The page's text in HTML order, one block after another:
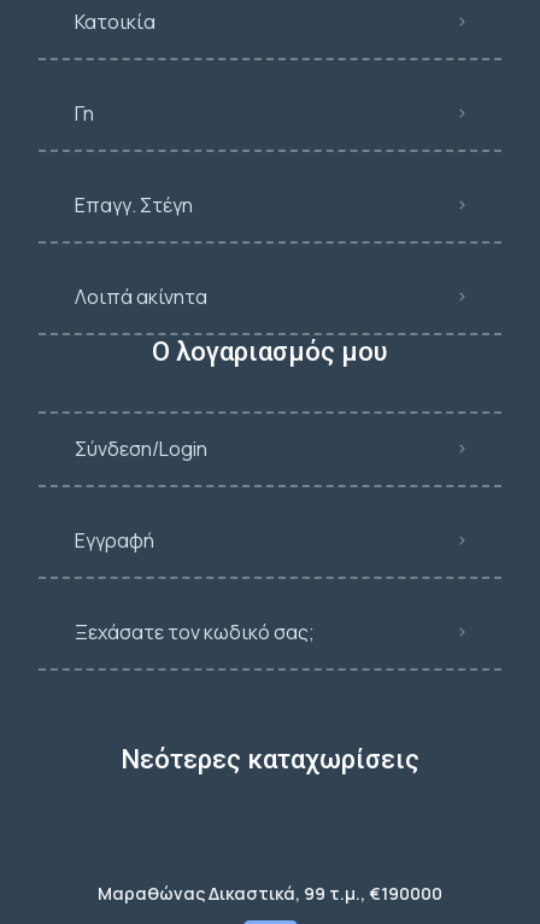
Κατοικία
Γη
Επαγγ. Στέγη
Λοιπά ακίνητα
Ο λογαριασμός μου
Σύνδεση/Login
Εγγραφή
Ξεχάσατε τον κωδικό σας;
Νεότερες καταχωρίσεις
Μαραθώνας Δικαστικά, 99 τ.μ., €190000